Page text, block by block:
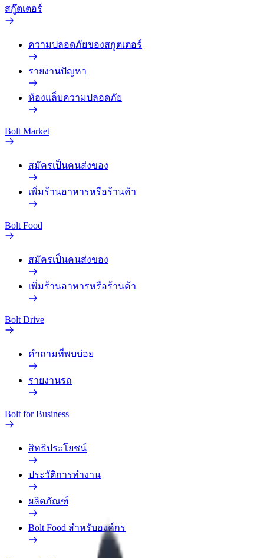
สกู๊ตเตอร์
ความปลอดภัยของสกูตเตอร์
รายงานปัญหา
ห้องแล็บความปลอดภัย
Bolt Market
สมัครเป็นคนส่งของ
เพิ่มร้านอาหารหรือร้านค้า
Bolt Food
สมัครเป็นคนส่งของ
เพิ่มร้านอาหารหรือร้านค้า
Bolt Drive
คำถามที่พบบ่อย
รายงานรถ
Bolt for Business
สิทธิประโยชน์
ประวัติการทำงาน
ผลิตภัณฑ์
Bolt Food สำหรับองค์กร